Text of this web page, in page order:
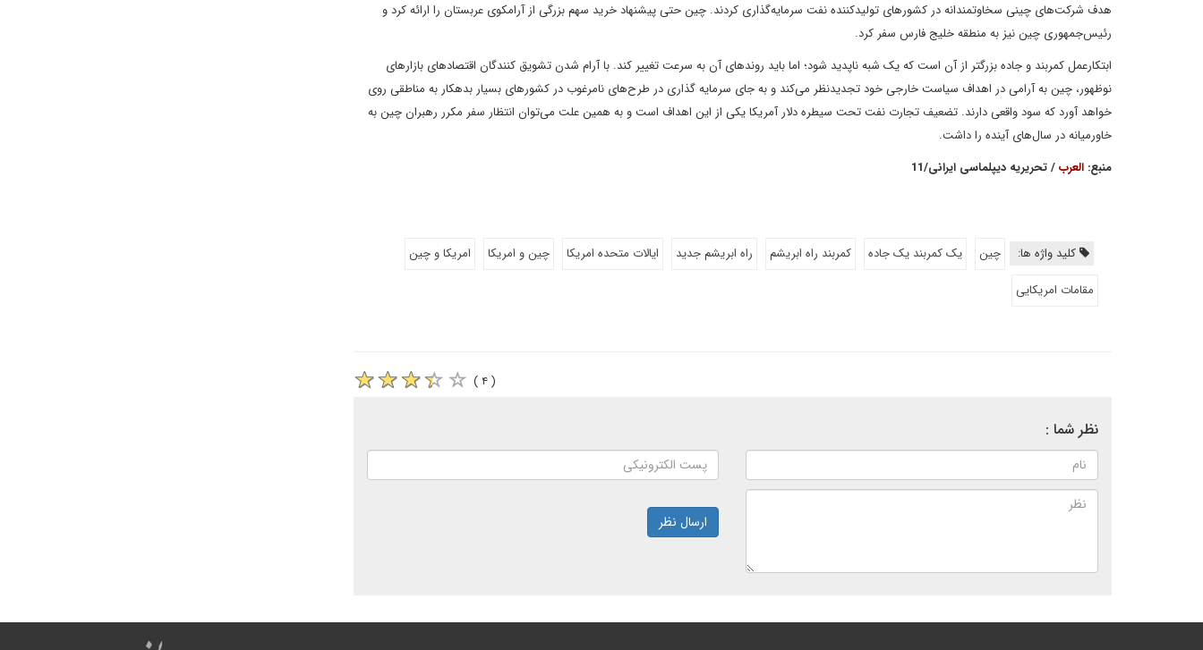
هدف شرکت‌های چینی سخاوتمندانه در کشورهای تولیدکننده نفت سرمایه‌گذاری کردند. چین حتی پیشنهاد خرید سهم بزرگی از آرامکوی عربستان را ارائه کرد و
رئیس‌جمهوری چین نیز به منطقه خلیج فارس سفر کرد.
ابتکارعمل کمربند و جاده بزرگتر از آن است که یک شبه ناپدید شود؛ اما باید روندهای آن به سرعت تغییر کند. با آرام شدن تشویق کنندگان اقتصادهای بازارهای
نوظهور، چین به آرامی در اهداف سیاست خارجی خود تجدیدنظر می‌کند و به جای سرمایه گذاری در طرح‌های نامرغوب در کشورهای بسیار بدهکار به مناطقی روی
خواهد آورد که سود واقعی دارند. تضعیف تجارت نفت تحت سیطره دلار آمریکا یکی از این اهداف است و به همین علت می‌توان انتظار سفر مکرر رهبران چین به
خاورمیانه در سال‌های آینده را داشت.
منبع: العرب/ تحریریه دیپلماسی ایرانی/11
کلید واژه ها: چین یک کمربند یک جاده کمربند راه ابریشم راه ابریشم جدید ایالات متحده امریکا چین و امریکا
امریکا و چین
مقامات امریکایی
( ۴ )
نظر شما :
ارسال نظر